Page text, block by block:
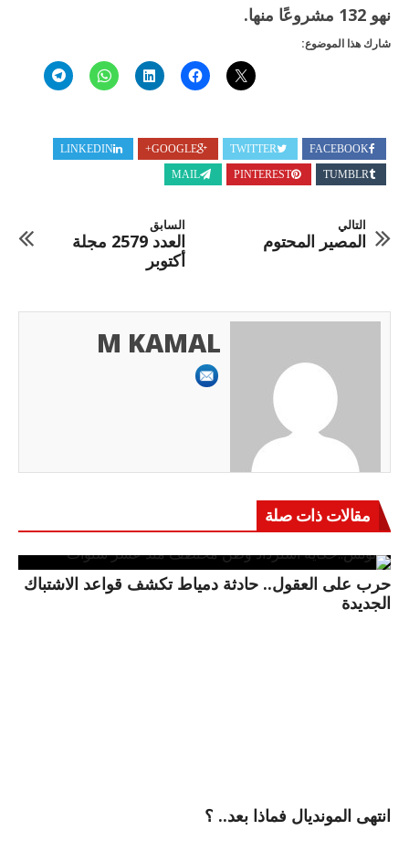
نهو 132 مشروعًا منها.
شارك هذا الموضوع:
FACEBOOK
TWITTER
GOOGLE+
LINKEDIN
TUMBLR
PINTEREST
MAIL
السابق
العدد 2579 مجلة
أكتوبر
التالي
المصير المحتوم
M KAMAL
مقالات ذات صلة
حرب على العقول.. حادثة دمياط تكشف قواعد الاشتباك
الجديدة
انتهى المونديال فماذا بعد.. ؟